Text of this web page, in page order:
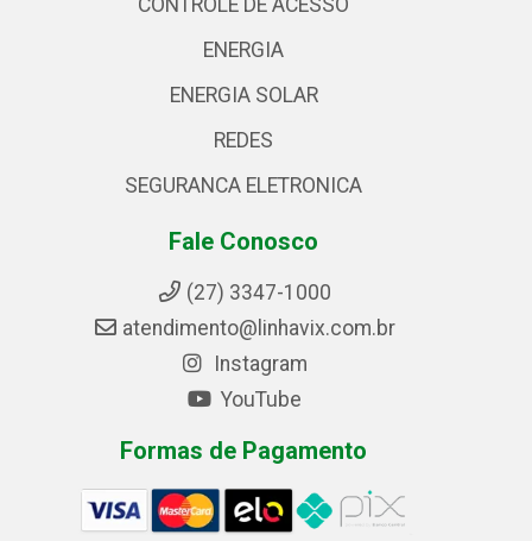
ENERGIA
ENERGIA SOLAR
REDES
SEGURANCA ELETRONICA
Fale Conosco
(27) 3347-1000
atendimento@linhavix.com.br
Instagram
YouTube
Formas de Pagamento